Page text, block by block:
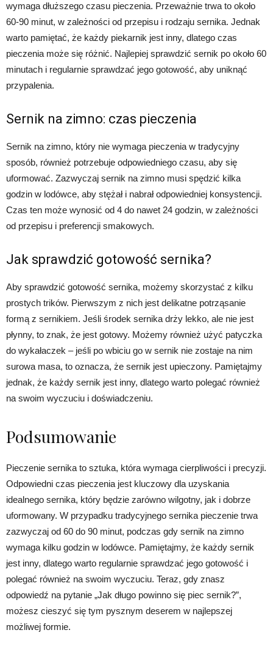
wymaga dłuższego czasu pieczenia. Przeważnie trwa to około
60-90 minut, w zależności od przepisu i rodzaju sernika. Jednak
warto pamiętać, że każdy piekarnik jest inny, dlatego czas
pieczenia może się różnić. Najlepiej sprawdzić sernik po około 60
minutach i regularnie sprawdzać jego gotowość, aby uniknąć
przypalenia.
Sernik na zimno: czas pieczenia
Sernik na zimno, który nie wymaga pieczenia w tradycyjny
sposób, również potrzebuje odpowiedniego czasu, aby się
uformować. Zazwyczaj sernik na zimno musi spędzić kilka
godzin w lodówce, aby stężał i nabrał odpowiedniej konsystencji.
Czas ten może wynosić od 4 do nawet 24 godzin, w zależności
od przepisu i preferencji smakowych.
Jak sprawdzić gotowość sernika?
Aby sprawdzić gotowość sernika, możemy skorzystać z kilku
prostych trików. Pierwszym z nich jest delikatne potrząsanie
formą z sernikiem. Jeśli środek sernika drży lekko, ale nie jest
płynny, to znak, że jest gotowy. Możemy również użyć patyczka
do wykałaczek – jeśli po wbiciu go w sernik nie zostaje na nim
surowa masa, to oznacza, że sernik jest upieczony. Pamiętajmy
jednak, że każdy sernik jest inny, dlatego warto polegać również
na swoim wyczuciu i doświadczeniu.
Podsumowanie
Pieczenie sernika to sztuka, która wymaga cierpliwości i precyzji.
Odpowiedni czas pieczenia jest kluczowy dla uzyskania
idealnego sernika, który będzie zarówno wilgotny, jak i dobrze
uformowany. W przypadku tradycyjnego sernika pieczenie trwa
zazwyczaj od 60 do 90 minut, podczas gdy sernik na zimno
wymaga kilku godzin w lodówce. Pamiętajmy, że każdy sernik
jest inny, dlatego warto regularnie sprawdzać jego gotowość i
polegać również na swoim wyczuciu. Teraz, gdy znasz
odpowiedź na pytanie „Jak długo powinno się piec sernik?”,
możesz cieszyć się tym pysznym deserem w najlepszej
możliwej formie.